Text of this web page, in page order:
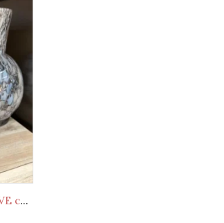
花器 FIDRIO EXLUSIVE collection